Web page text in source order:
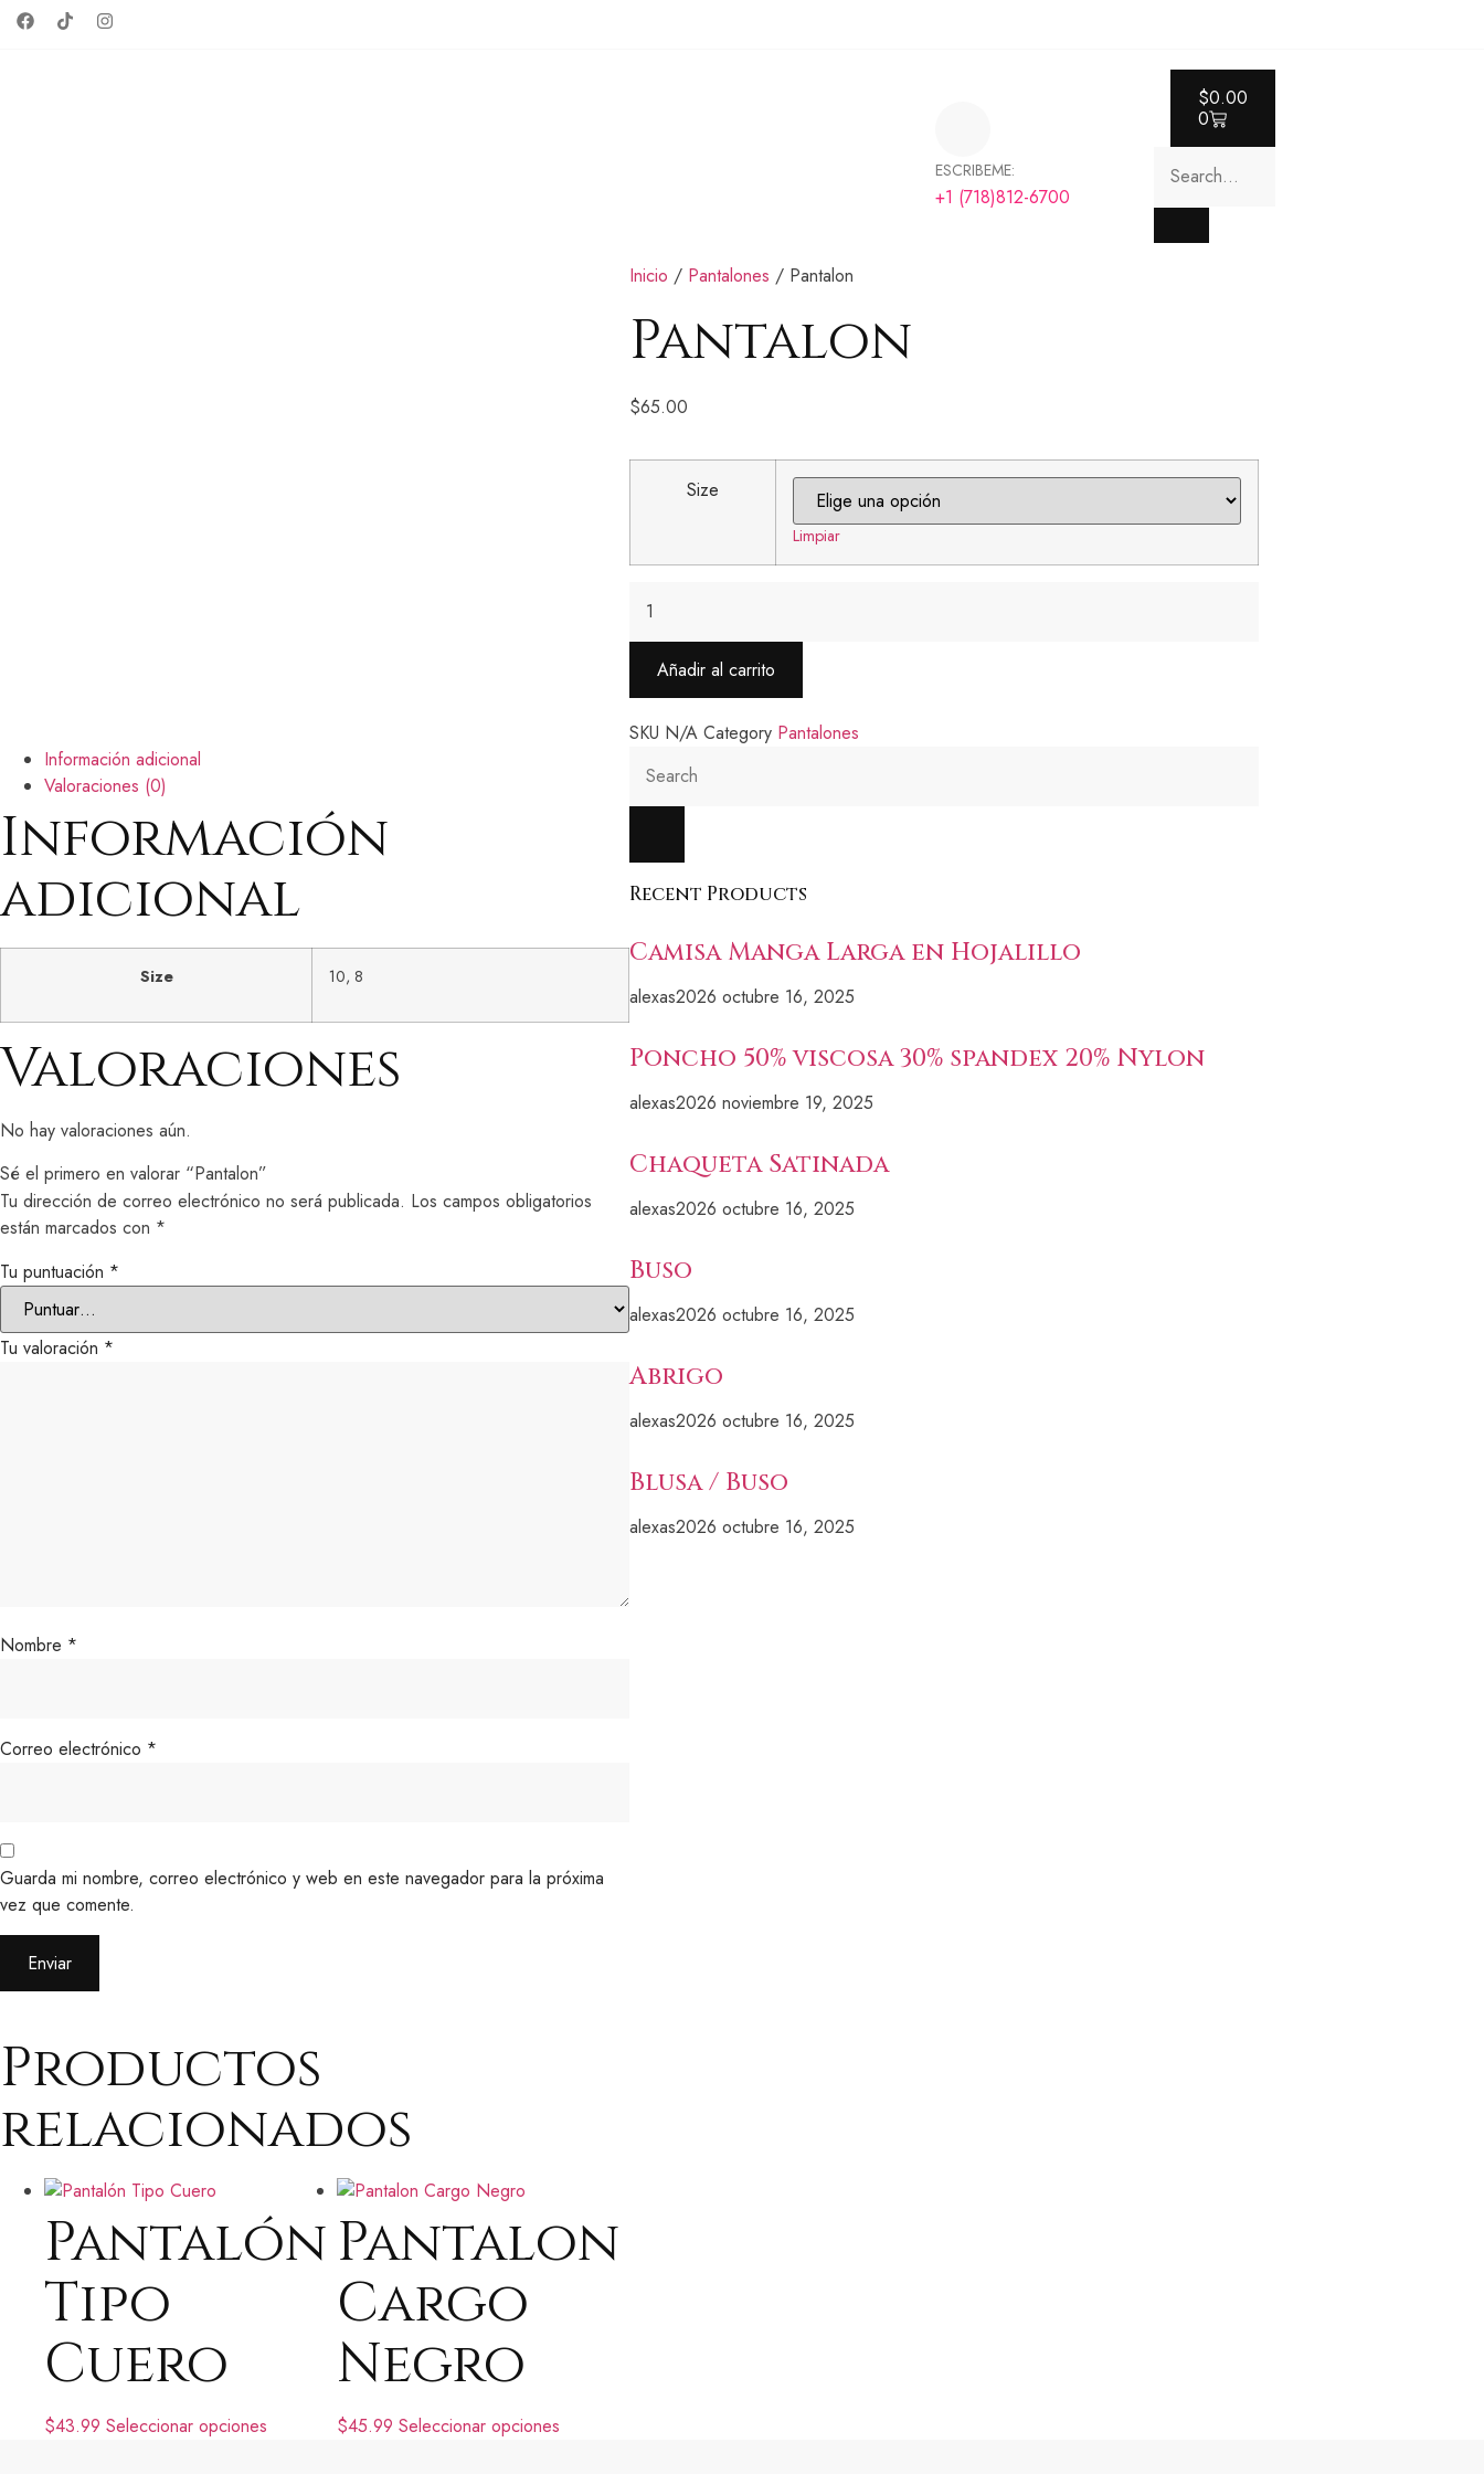
ESCRIBEME:
+1 (718)812-6700
$0.00
0
Inicio / Pantalones / Pantalon
Pantalon
$65.00
Size
Limpiar
Añadir al carrito
SKU N/A Category Pantalones
Información adicional
Valoraciones (0)
Información
adicional
Size 10, 8
Valoraciones
No hay valoraciones aún.
Sé el primero en valorar “Pantalon”
Tu dirección de correo electrónico no será publicada. Los campos obligatorios
están marcados con *
Tu puntuación *
Tu valoración *
Nombre *
Correo electrónico *
Guarda mi nombre, correo electrónico y web en este navegador para la próxima
vez que comente.
Productos
relacionados
Pantalón
Tipo
Cuero
$43.99 Seleccionar opciones
Pantalon
Cargo
Negro
$45.99 Seleccionar opciones
Recent Products
Camisa Manga Larga en Hojalillo
alexas2026 octubre 16, 2025
Poncho 50% viscosa 30% spandex 20% Nylon
alexas2026 noviembre 19, 2025
Chaqueta Satinada
alexas2026 octubre 16, 2025
Buso
alexas2026 octubre 16, 2025
Abrigo
alexas2026 octubre 16, 2025
Blusa / Buso
alexas2026 octubre 16, 2025